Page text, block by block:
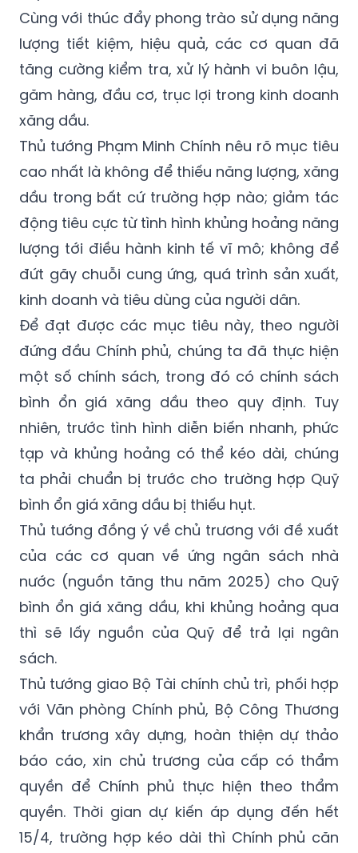
Cùng với thúc đẩy phong trào sử dụng năng
lượng tiết kiệm, hiệu quả, các cơ quan đã
tăng cường kiểm tra, xử lý hành vi buôn lậu,
găm hàng, đầu cơ, trục lợi trong kinh doanh
xăng dầu.
Thủ tướng Phạm Minh Chính nêu rõ mục tiêu
cao nhất là không để thiếu năng lượng, xăng
dầu trong bất cứ trường hợp nào; giảm tác
động tiêu cực từ tình hình khủng hoảng năng
lượng tới điều hành kinh tế vĩ mô; không để
đứt gãy chuỗi cung ứng, quá trình sản xuất,
kinh doanh và tiêu dùng của người dân.
Để đạt được các mục tiêu này, theo người
đứng đầu Chính phủ, chúng ta đã thực hiện
một số chính sách, trong đó có chính sách
bình ổn giá xăng dầu theo quy định. Tuy
nhiên, trước tình hình diễn biến nhanh, phức
tạp và khủng hoảng có thể kéo dài, chúng
ta phải chuẩn bị trước cho trường hợp Quỹ
bình ổn giá xăng dầu bị thiếu hụt.
Thủ tướng đồng ý về chủ trương với đề xuất
của các cơ quan về ứng ngân sách nhà
nước (nguồn tăng thu năm 2025) cho Quỹ
bình ổn giá xăng dầu, khi khủng hoảng qua
thì sẽ lấy nguồn của Quỹ để trả lại ngân
sách.
Thủ tướng giao Bộ Tài chính chủ trì, phối hợp
với Văn phòng Chính phủ, Bộ Công Thương
khẩn trương xây dựng, hoàn thiện dự thảo
báo cáo, xin chủ trương của cấp có thẩm
quyền để Chính phủ thực hiện theo thẩm
quyền. Thời gian dự kiến áp dụng đến hết
15/4, trường hợp kéo dài thì Chính phủ căn